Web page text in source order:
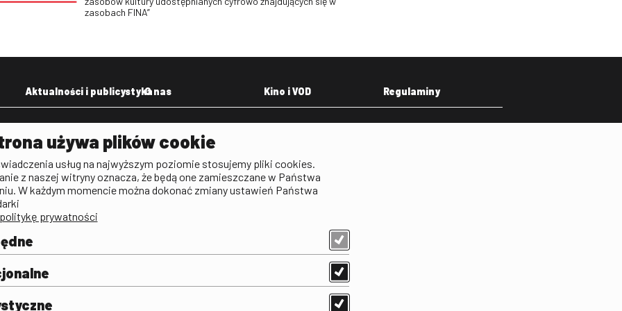
zasobach FINA”
i
Aktualności i publicystyka
Aktualności
Publicystyka filmowa
O nas
Deklaracja dostępności
Polityka antykorupcyjna
Praca w FINA
Kino i VOD Regulaminy
używa plików cookie
usług na najwyższym poziomie stosujemy pliki cookies.
z naszej witryny oznacza, że będą one zamieszczane w Państwa
W każdym momencie można dokonać zmiany ustawień Państwa
prywatności